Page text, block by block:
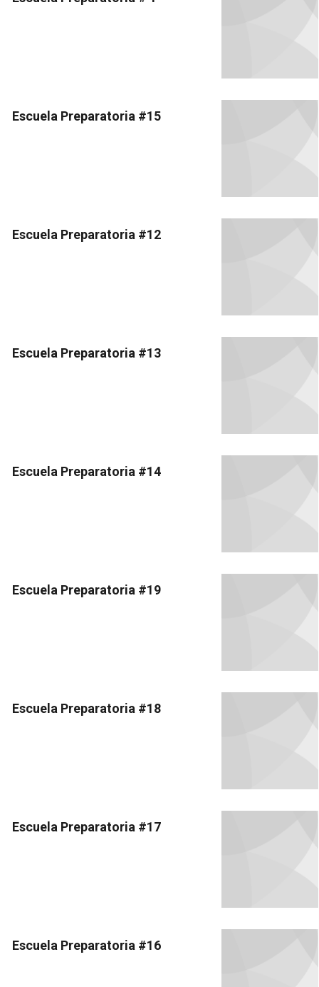
Escuela Preparatoria #15
Escuela Preparatoria #12
Escuela Preparatoria #13
Escuela Preparatoria #14
Escuela Preparatoria #19
Escuela Preparatoria #18
Escuela Preparatoria #17
Escuela Preparatoria #16